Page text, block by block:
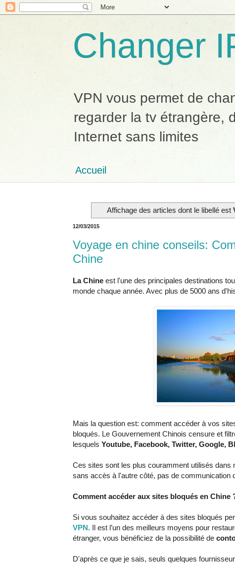
Changer
VPN vous permet de
regarder la tv étrangère,
Internet sans limites
Accueil
Affichage des articles dont le libellé est
12/03/2015
Voyage en chine conseils:
Chine
La Chine est l'une des principales destinations
monde chaque année. Avec plus de 5000 ans
Mais la question est: comment accéder à vos
bloqués. Le Gouvernement Chinois censure et
lesquels Youtube, Facebook, Twitter, Google,
Ces sites sont les plus couramment utilisés dans
sans accès à l'autre côté, pas de communication
Comment accéder aux sites bloqués en Chine
Si vous souhaitez accéder à des sites bloqués
VPN. Il est l’un des meilleurs moyens pour
étranger, vous bénéficiez de la possibilité de
D'après ce que je sais, seuls quelques